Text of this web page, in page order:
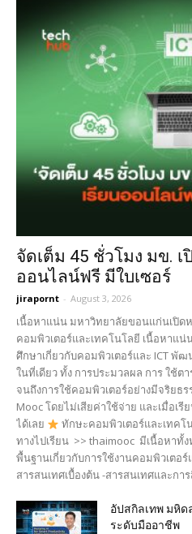
จัดเต็ม 45 ชั่วโมง มข.
ออนไลน์ฟรี มีใบเซอร์
jirapornt - August 3, 2026
เนื้อหาแน่น มหาวิทยาลัยขอนแก่นเปิด
คอมพิวเตอร์และเทคโนโลยี เนื้อหาแ
ศึกษาเกี่ยวกับคอมพิวเตอร์และ ICT พั
ในที่เดียว ทั้ง การประมวลผล การ ใช้ต
จนถึงการใช้คอมพิวเตอร์อย่างมีจริยธ
Mooc โดยไม่เสียค่าใช้จ่าย และเมื่อเ
ได้เลย
ทักษะคอมพิวเตอร์และเทคโ
ทางไปเรียน >> thaimooc มีเนื้อหาทั้
พื้นฐานเกี่ยวกับการใช้งานคอมพิวเตอ
สารสนเทศเบื้องต้น -สารสนเทศและกา
อัปสกิลเทพ มหิด
ระดับมืออาชีพ